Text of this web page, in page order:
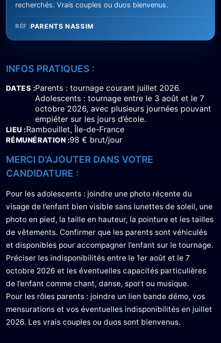
recherchés. Vrais couples ou duos bienvenus.
RÉF :PARENTS NASSIM
INFOS PRATIQUES :
DATES Parents : tournage courant juillet 2026.
Adolescents : tournage entre le 3 août et le 7
octobre 2026, avec plusieurs journées pouvant
empiéter sur les jours d’école.
LIEU Rambouillet, Île-de-France
RÉMUNÉRATION 98 € brut/jour
MERCI D'AJOUTER DANS VOTRE
CANDIDATURE :
Pour les adolescents : joindre une photo récente du
visage de l’enfant bien visible sans lunettes de soleil, une
photo en pied, la taille en hauteur, la pointure et les tailles
de vêtements. Confirmer que les parents sont véhiculés
et disponibles pour accompagner l’enfant sur le tournage.
Préciser les indisponibilités entre le 1er août et le 7
octobre 2026 et les éventuelles capacités particulières
de l’enfant comme chant, danse, sport ou musique.
Pour les rôles parents : joindre un lien bande démo, vos
mensurations et vos éventuelles indisponibilités en juillet
2026. Les vrais couples ou duos sont bienvenus.